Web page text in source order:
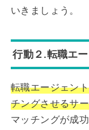
いきましょう。
行動２.転職エ
転職エージェン
チングさせるサ
マッチングが成